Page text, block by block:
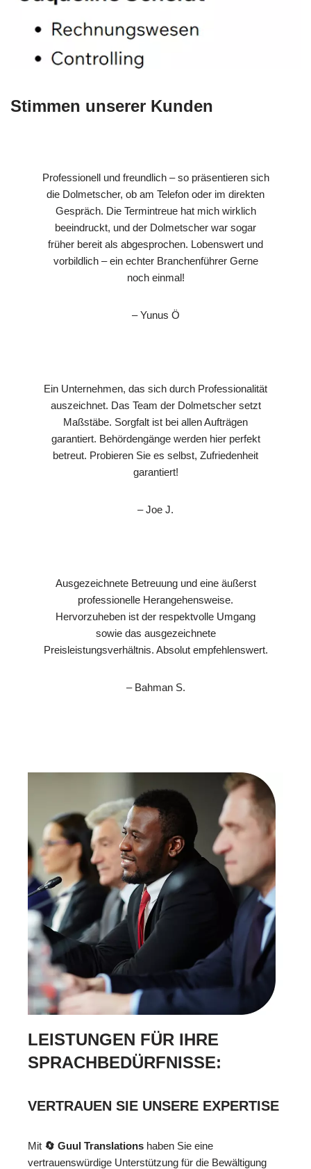
Stimmen unserer Kunden
Professionell und freundlich – so präsentieren sich
die Dolmetscher, ob am Telefon oder im direkten
Gespräch. Die Termintreue hat mich wirklich
beeindruckt, und der Dolmetscher war sogar
früher bereit als abgesprochen. Lobenswert und
vorbildlich – ein echter Branchenführer Gerne
noch einmal!
– Yunus Ö
Ein Unternehmen, das sich durch Professionalität
auszeichnet. Das Team der Dolmetscher setzt
Maßstäbe. Sorgfalt ist bei allen Aufträgen
garantiert. Behördengänge werden hier perfekt
betreut. Probieren Sie es selbst, Zufriedenheit
garantiert!
– Joe J.
Ausgezeichnete Betreuung und eine äußerst
professionelle Herangehensweise.
Hervorzuheben ist der respektvolle Umgang
sowie das ausgezeichnete
Preisleistungsverhältnis. Absolut empfehlenswert.
– Bahman S.
LEISTUNGEN FÜR IHRE
SPRACHBEDÜRFNISSE:
VERTRAUEN SIE UNSERE EXPERTISE
Mit 🔄 Guul Translations haben Sie eine
vertrauenswürdige Unterstützung für die Bewältigung